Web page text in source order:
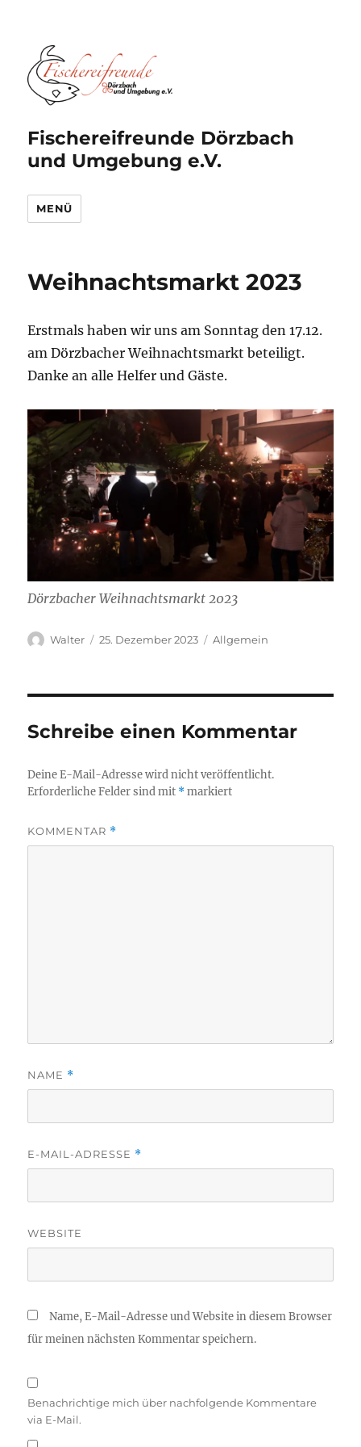
Fischereifreunde Dörzbach
und Umgebung e.V.
MENÜ
Weihnachtsmarkt 2023
Erstmals haben wir uns am Sonntag den 17.12.
am Dörzbacher Weihnachtsmarkt beteiligt.
Danke an alle Helfer und Gäste.
Dörzbacher Weihnachtsmarkt 2023
Autor
Walter
Veröffentlicht
25. Dezember 2023 Kategorien
Allgemein
Schreibe einen Kommentar
Deine E-Mail-Adresse wird nicht veröffentlicht.
Erforderliche Felder sind mit *markiert
KOMMENTAR *
NAME *
E-MAIL-ADRESSE *
WEBSITE
Name, E-Mail-Adresse und Website in diesem Browser
für meinen nächsten Kommentar speichern.
Benachrichtige mich über nachfolgende Kommentare
via E-Mail.